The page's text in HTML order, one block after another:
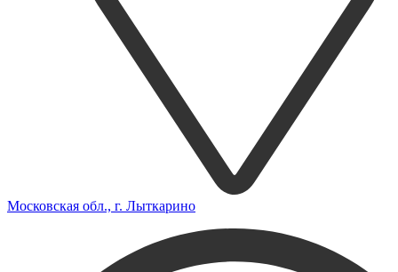
Московская обл., г. Лыткарино